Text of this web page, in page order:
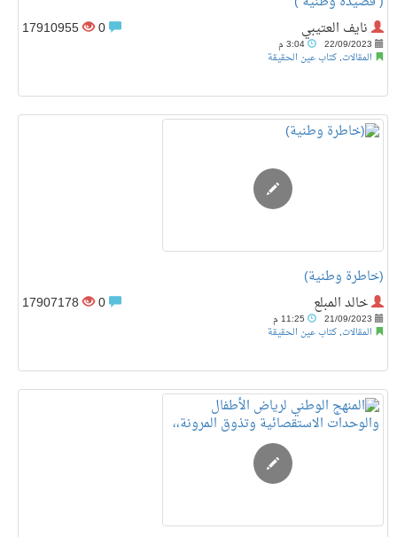
نايف العتيبي
22/09/2023
المقالات, كتاب عين الحقيقة
17910955
(خاطرة وطنية)
خالد المبلع
21/09/2023
المقالات, كتاب عين الحقيقة
17907178